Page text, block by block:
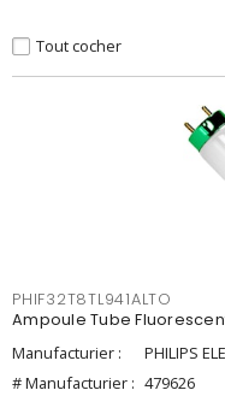
Tout cocher
PHIF32T8TL941ALTO
Ampoule Tube
Manufacturier :
PHILIPS
# Manufacturier : 479626